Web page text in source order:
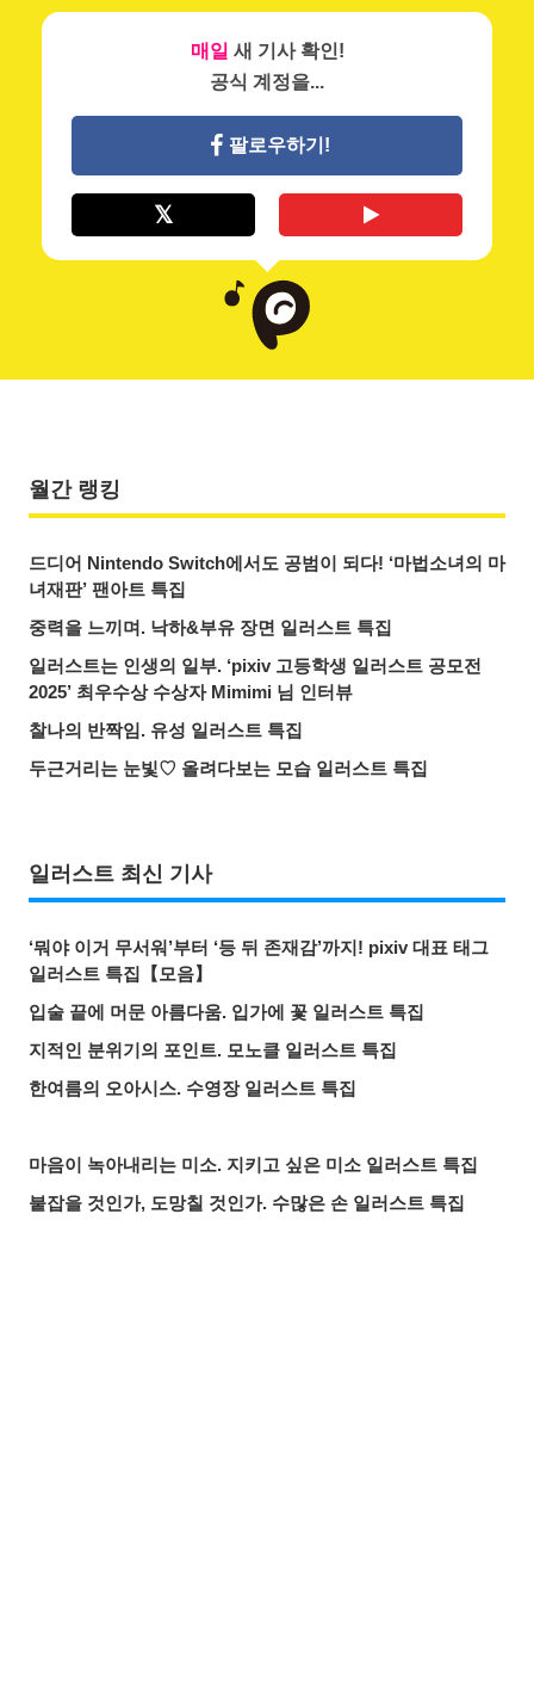
매일 새 기사 확인!
공식 계정을...
팔로우하기!
월간 랭킹
드디어 Nintendo Switch에서도 공범이 되다! ‘마법소녀의 마
녀재판’ 팬아트 특집
중력을 느끼며. 낙하&부유 장면 일러스트 특집
일러스트는 인생의 일부. ‘pixiv 고등학생 일러스트 공모전
2025’ 최우수상 수상자 Mimimi 님 인터뷰
찰나의 반짝임. 유성 일러스트 특집
두근거리는 눈빛♡ 올려다보는 모습 일러스트 특집
일러스트 최신 기사
‘뭐야 이거 무서워’부터 ‘등 뒤 존재감’까지! pixiv 대표 태그
일러스트 특집【모음】
입술 끝에 머문 아름다움. 입가에 꽃 일러스트 특집
지적인 분위기의 포인트. 모노클 일러스트 특집
한여름의 오아시스. 수영장 일러스트 특집
마음이 녹아내리는 미소. 지키고 싶은 미소 일러스트 특집
붙잡을 것인가, 도망칠 것인가. 수많은 손 일러스트 특집